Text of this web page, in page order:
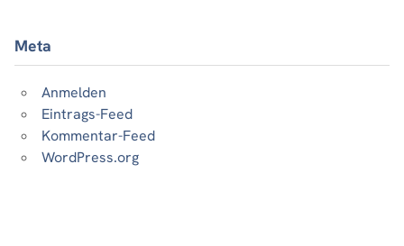
Meta
Anmelden
Eintrags-Feed
Kommentar-Feed
WordPress.org